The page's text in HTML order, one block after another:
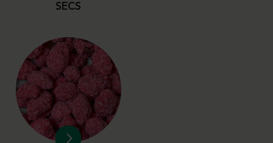
SECS